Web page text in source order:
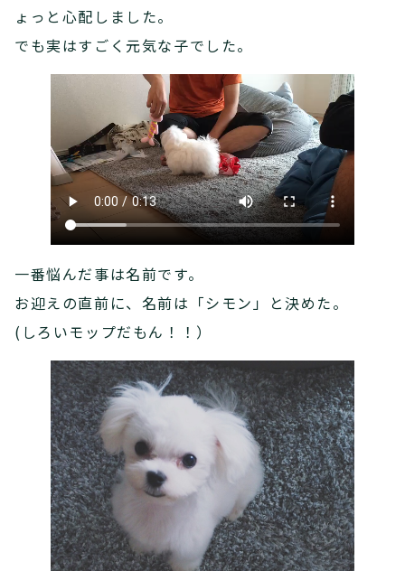
ょっと心配しました。
でも実はすごく元気な子でした。
一番悩んだ事は名前です。
お迎えの直前に、名前は「シモン」と決めた。
(しろいモップだもん！！）